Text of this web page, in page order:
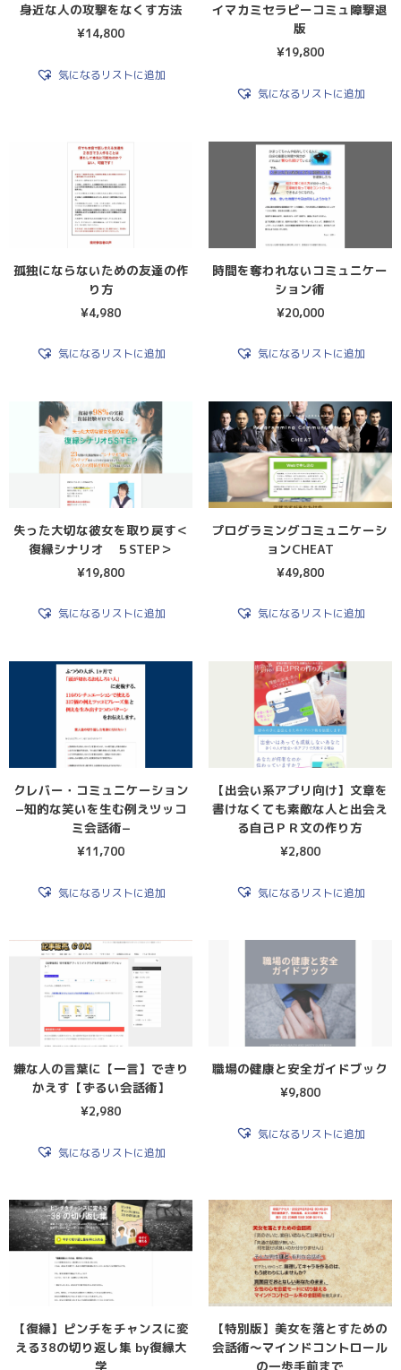
身近な人の攻撃をなくす方法
¥14,800
気になるリストに追加
イマカミセラピーコミュ障撃退
版
¥19,800
気になるリストに追加
孤独にならないための友達の作
り方
¥4,980
気になるリストに追加
時間を奪われないコミュニケー
ション術
¥20,000
気になるリストに追加
失った大切な彼女を取り戻す＜
復縁シナリオ ５STEP＞
¥19,800
気になるリストに追加
プログラミングコミュニケーシ
ョンCHEAT
¥49,800
気になるリストに追加
クレバー・コミュニケーション
−知的な笑いを生む例えツッコ
ミ会話術−
¥11,700
気になるリストに追加
【出会い系アプリ向け】文章を
書けなくても素敵な人と出会え
る自己ＰＲ文の作り方
¥2,800
気になるリストに追加
嫌な人の言葉に【一言】できり
かえす【ずるい会話術】
¥2,980
気になるリストに追加
職場の健康と安全ガイドブック
¥9,800
気になるリストに追加
【復縁】ピンチをチャンスに変
える38の切り返し集 by復縁大
学
【特別版】美女を落とすための
会話術〜マインドコントロール
の一歩手前まで